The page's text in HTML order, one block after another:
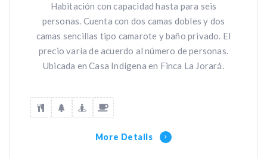
Habitación con capacidad hasta para seis
personas. Cuenta con dos camas dobles y dos
camas sencillas tipo camarote y baño privado. El
precio varía de acuerdo al número de personas.
Ubicada en Casa Indígena en Finca La Jorará.
More Details